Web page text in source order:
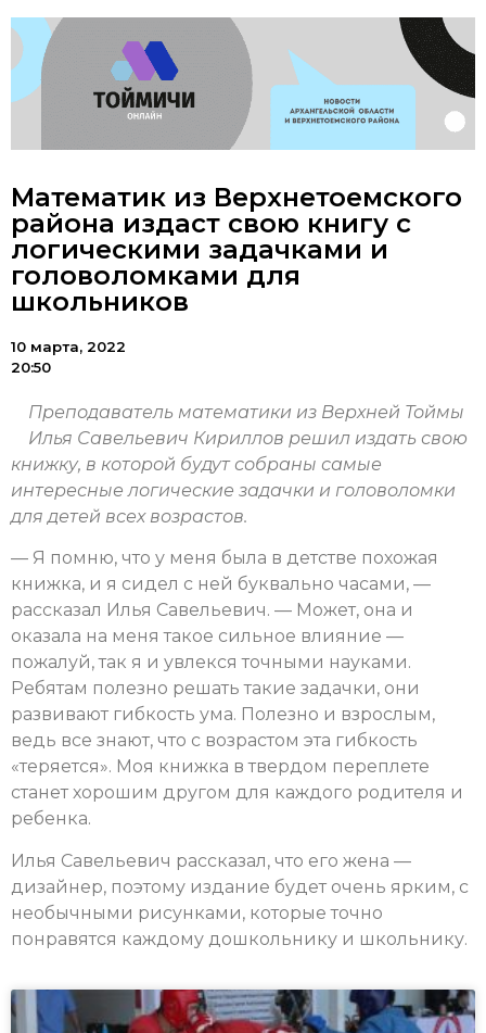
Математик из Верхнетоемского
района издаст свою книгу с
логическими задачками и
головоломками для
школьников
10 марта, 2022
20:50
Преподаватель математики из Верхней Тоймы
Илья Савельевич Кириллов решил издать свою
книжку, в которой будут собраны самые
интересные логические задачки и головоломки
для детей всех возрастов.
— Я помню, что у меня была в детстве похожая
книжка, и я сидел с ней буквально часами, —
рассказал Илья Савельевич. — Может, она и
оказала на меня такое сильное влияние —
пожалуй, так я и увлекся точными науками.
Ребятам полезно решать такие задачки, они
развивают гибкость ума. Полезно и взрослым,
ведь все знают, что с возрастом эта гибкость
«теряется». Моя книжка в твердом переплете
станет хорошим другом для каждого родителя и
ребенка.
Илья Савельевич рассказал, что его жена —
дизайнер, поэтому издание будет очень ярким, с
необычными рисунками, которые точно
понравятся каждому дошкольнику и школьнику.